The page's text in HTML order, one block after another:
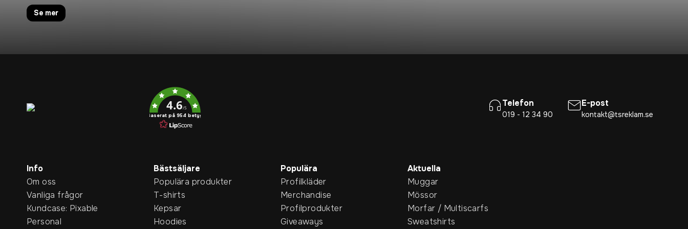
Se mer
4.6/5
Baserat på 954 betyg
Telefon
019 - 12 34 90
E-post
kontakt@tsreklam.se
Info
Om oss
Vanliga frågor
Kundcase: Pixable
Personal
Bästsäljare
Populära produkter
T-shirts
Kepsar
Hoodies
Populära
Profilkläder
Merchandise
Profilprodukter
Giveaways
Aktuella
Muggar
Mössor
Morfar / Multiscarfs
Sweatshirts